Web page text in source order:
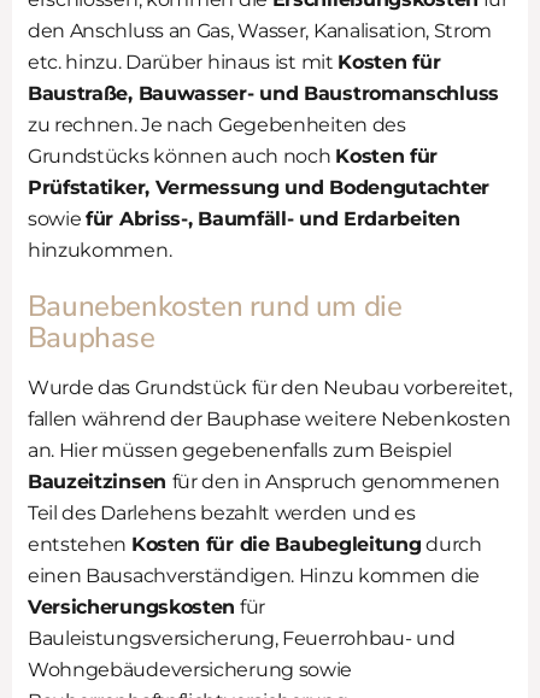
den Anschluss an Gas, Wasser, Kanalisation, Strom
etc. hinzu. Darüber hinaus ist mit Kosten für
Baustraße, Bauwasser- und Baustromanschluss
zu rechnen. Je nach Gegebenheiten des
Grundstücks können auch noch Kosten für
Prüfstatiker, Vermessung und Bodengutachter
sowiefür Abriss-, Baumfäll- und Erdarbeiten
hinzukommen.
Baunebenkosten rund um die
Bauphase
Wurde das Grundstück für den Neubau vorbereitet,
fallen während der Bauphase weitere Nebenkosten
an. Hier müssen gegebenenfalls zum Beispiel
Bauzeitzinsen für den in Anspruch genommenen
Teil des Darlehens bezahlt werden und es
entstehen Kosten für die Baubegleitung durch
einen Bausachverständigen. Hinzu kommen die
Versicherungskosten für
Bauleistungsversicherung, Feuerrohbau- und
Wohngebäudeversicherung sowie